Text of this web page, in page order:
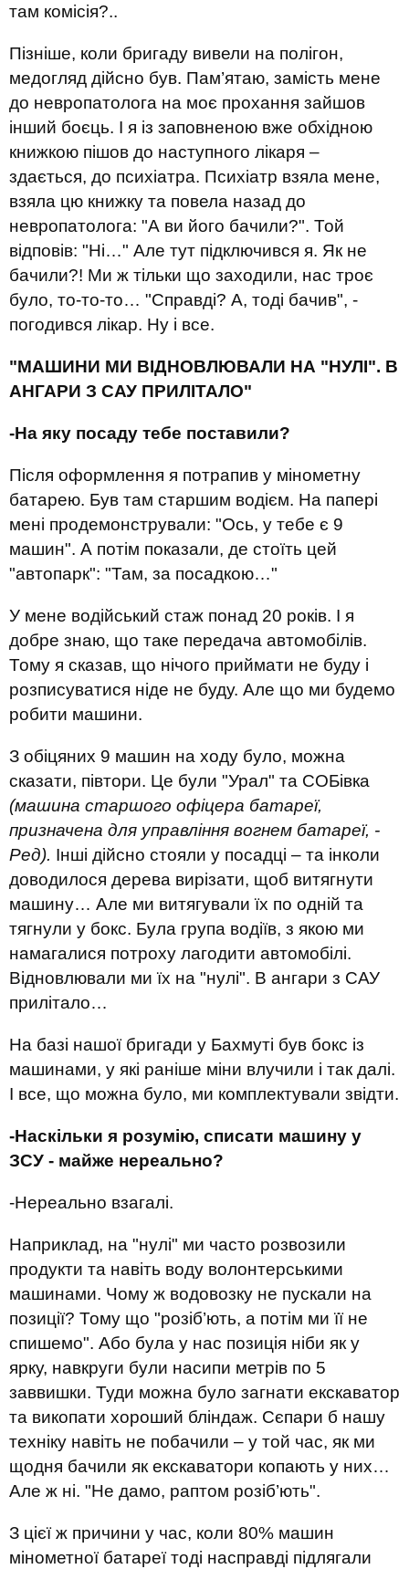
там комісія?..
Пізніше, коли бригаду вивели на полігон,
медогляд дійсно був. Пам’ятаю, замість мене
до невропатолога на моє прохання зайшов
інший боєць. І я із заповненою вже обхідною
книжкою пішов до наступного лікаря –
здається, до психіатра. Психіатр взяла мене,
взяла цю книжку та повела назад до
невропатолога: "А ви його бачили?". Той
відповів: "Ні…" Але тут підключився я. Як не
бачили?! Ми ж тільки що заходили, нас троє
було, то-то-то… "Справді? А, тоді бачив", -
погодився лікар. Ну і все.
"МАШИНИ МИ ВІДНОВЛЮВАЛИ НА "НУЛІ". В
АНГАРИ З САУ ПРИЛІТАЛО"
-На яку посаду тебе поставили?
Після оформлення я потрапив у мінометну
батарею. Був там старшим водієм. На папері
мені продемонстрували: "Ось, у тебе є 9
машин". А потім показали, де стоїть цей
"автопарк": "Там, за посадкою…"
У мене водійський стаж понад 20 років. І я
добре знаю, що таке передача автомобілів.
Тому я сказав, що нічого приймати не буду і
розписуватися ніде не буду. Але що ми будемо
робити машини.
З обіцяних 9 машин на ходу було, можна
сказати, півтори. Це були "Урал" та СОБівка
(машина старшого офіцера батареї,
призначена для управління вогнем батареї, -
Ред). Інші дійсно стояли у посадці – та інколи
доводилося дерева вирізати, щоб витягнути
машину… Але ми витягували їх по одній та
тягнули у бокс. Була група водіїв, з якою ми
намагалися потроху лагодити автомобілі.
Відновлювали ми їх на "нулі". В ангари з САУ
прилітало…
На базі нашої бригади у Бахмуті був бокс із
машинами, у які раніше міни влучили і так далі.
І все, що можна було, ми комплектували звідти.
-Наскільки я розумію, списати машину у
ЗСУ - майже нереально?
-Нереально взагалі.
Наприклад, на "нулі" ми часто розвозили
продукти та навіть воду волонтерськими
машинами. Чому ж водовозку не пускали на
позиції? Тому що "розіб’ють, а потім ми її не
спишемо". Або була у нас позиція ніби як у
ярку, навкруги були насипи метрів по 5
заввишки. Туди можна було загнати екскаватор
та викопати хороший бліндаж. Сєпари б нашу
техніку навіть не побачили – у той час, як ми
щодня бачили як екскаватори копають у них…
Але ж ні. "Не дамо, раптом розіб’ють".
З цієї ж причини у час, коли 80% машин
мінометної батареї тоді насправді підлягали